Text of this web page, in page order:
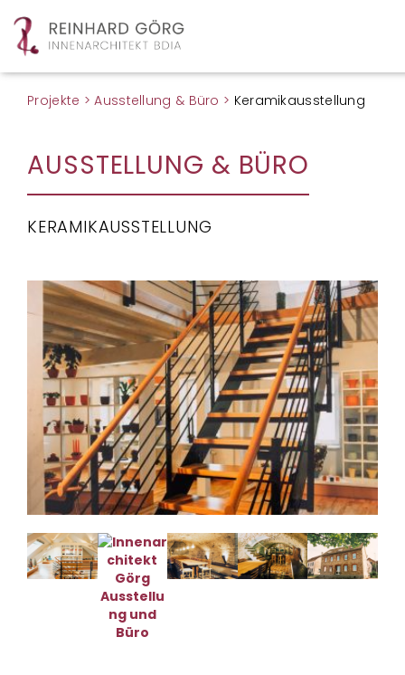
Projekte > Ausstellung & Büro > Keramikausstellung
AUSSTELLUNG & BÜRO
KERAMIKAUSSTELLUNG